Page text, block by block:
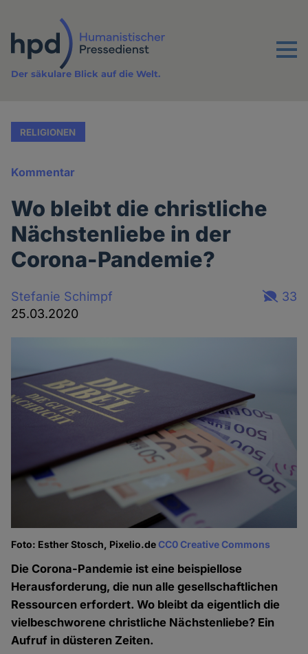
Inhalt
Menu
Der säkulare Blick auf die Welt.
RELIGIONEN
Kommentar
Wo bleibt die christliche
Nächstenliebe in der
Corona-Pandemie?
Stefanie Schimpf
25.03.2020
33
Foto: Esther Stosch, Pixelio.deCC0 Creative Commons
Die Corona-Pandemie ist eine beispiellose
Herausforderung, die nun alle gesellschaftlichen
Ressourcen erfordert. Wo bleibt da eigentlich die
vielbeschworene christliche Nächstenliebe? Ein
Aufruf in düsteren Zeiten.